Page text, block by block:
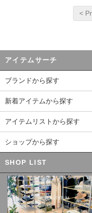
<
アイテムサーチ
ブランドから探す
新着アイテムから探す
アイテムリストから探す
ショップから探す
SHOP LIST